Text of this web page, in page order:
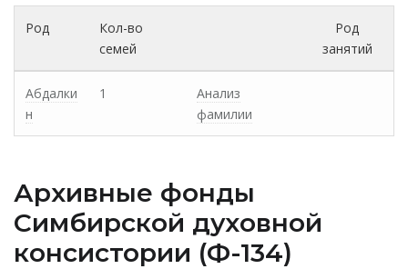
Род
Кол-во
семей
Род
занятий
Абдалки
н
1
Анализ
фамилии
Архивные фонды
Cимбирской духовной
консистории (Ф-134)